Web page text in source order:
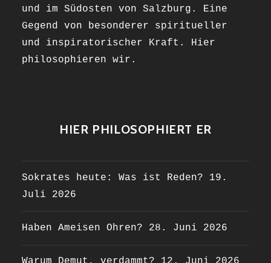
und im Südosten von Salzburg. Eine
Gegend von besonderer spiritueller
und inspiratorischer Kraft. Hier
philosophieren wir.
HIER PHILOSOPHIERT ER
Sokrates heute: Was ist Reden?
19.
Juli 2026
Haben Ameisen Ohren? 28. Juni 2026